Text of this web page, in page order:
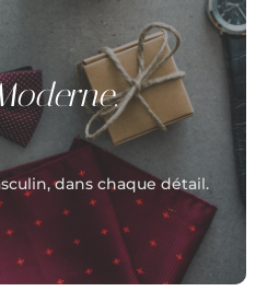
dans chaque détail.